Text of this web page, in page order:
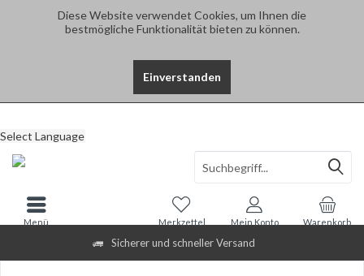
Diese Website verwendet Cookies, um Ihnen die
bestmögliche Funktionalität bieten zu können.
Einverstanden
Sicherer und schneller Versand
Select Language
Warenkorb
Merkzettel Mein Konto
Menü